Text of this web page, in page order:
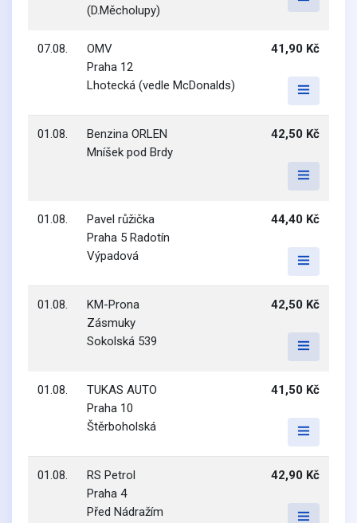
(D.Měcholupy)
07.08.
OMV
Praha 12
Lhotecká (vedle McDonalds)
41,90 Kč
01.08.
Benzina ORLEN
Mníšek pod Brdy
42,50 Kč
01.08.
Pavel růžička
Praha 5 Radotín
Výpadová
44,40 Kč
01.08.
KM-Prona
Zásmuky
Sokolská 539
42,50 Kč
01.08.
TUKAS AUTO
Praha 10
Štěrboholská
41,50 Kč
01.08.
RS Petrol
Praha 4
Před Nádražím
42,90 Kč